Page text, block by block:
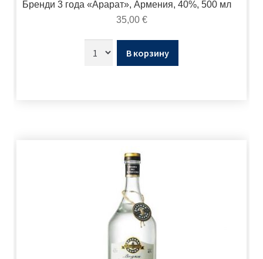
Бренди 3 года «Арарат», Армения, 40%, 500 мл
35,00 €
В корзину